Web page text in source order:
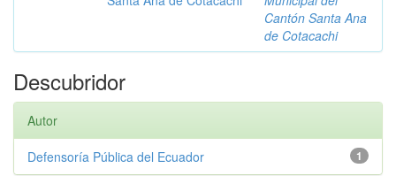
Cantón Santa Ana
de Cotacachi
Descubridor
Autor
1
Defensoría Pública del Ecuador